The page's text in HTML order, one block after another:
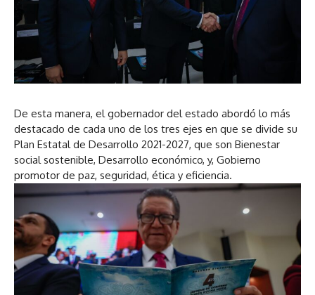
De esta manera, el gobernador del estado abordó lo más
destacado de cada uno de los tres ejes en que se divide su
Plan Estatal de Desarrollo 2021-2027, que son Bienestar
social sostenible, Desarrollo económico, y, Gobierno
promotor de paz, seguridad, ética y eficiencia.